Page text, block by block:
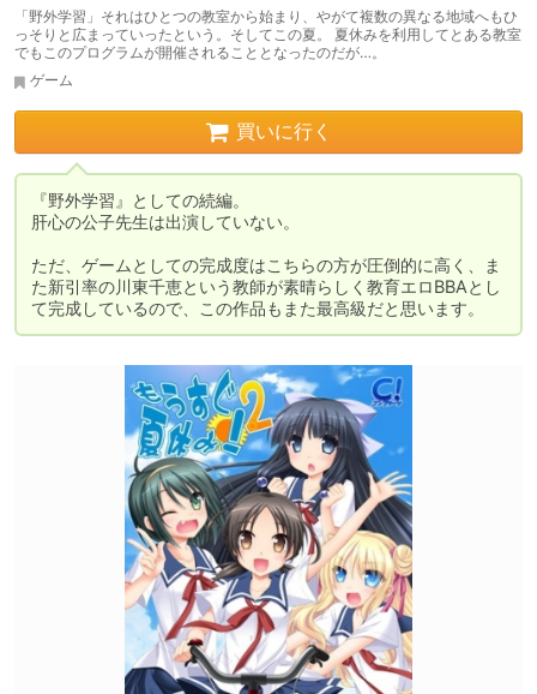
「野外学習」それはひとつの教室から始まり、やがて複数の異なる地域へもひ
っそりと広まっていったという。そしてこの夏。 夏休みを利用してとある教室
でもこのプログラムが開催されることとなったのだが…。
ゲーム
買いに行く
『野外学習』としての続編。
肝心の公子先生は出演していない。
ただ、ゲームとしての完成度はこちらの方が圧倒的に高く、ま
た新引率の川東千恵という教師が素晴らしく教育エロBBAとし
て完成しているので、この作品もまた最高級だと思います。